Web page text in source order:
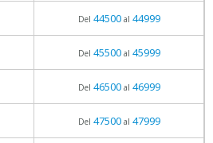
Del 44500al 44999
Del 45500al 45999
Del 46500al 46999
Del 47500al 47999